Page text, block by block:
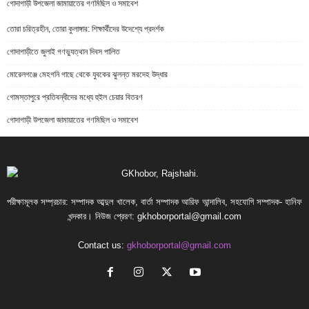
গোদাগাড়ী উপজেলা জামায়াতের গণমিছিল ও সমাবেশ
তোরা চরিত্রহীন, তোরা কুলাঙ্গার: শিক্ষার্থীদের উদেশ্যে প্রদর্শক
গোদাগাড়ীতে জুলাই গণভ্যুত্থান দিবস পালিত
মোরেলগঞ্জে মেহগনি গাছে থেকে যুবকের ঝুলন্ত মরদেহ উদ্ধার
গোমস্তাপুরে প্রতিবন্ধীদের মধ্যে হুইল চেয়ার বিতরণ
গোদাগাড়ী উপজেলা জামায়াতের গণমিছিল ও সমাবেশ
পরীক্ষামূলক সম্প্রচার: সম্পাদক আব্দুল খালেক, বার্তা সম্পাদক আরিফ আন্দালিব, সহযোগি সম্পাদক- হানিফ
খন্দকার। নিউজ প্রেরণ: gkhoborportal@gmail.com
Contact us: gkhoborportal@gmail.com